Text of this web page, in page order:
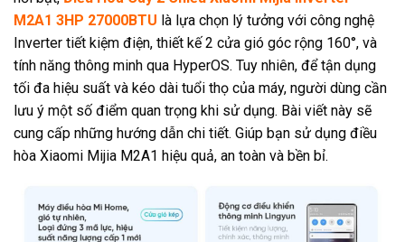
M2A1 3HP 27000BTU là lựa chọn lý tưởng với công nghệ
Inverter tiết kiệm điện, thiết kế 2 cửa gió góc rộng 160°, và
tính năng thông minh qua HyperOS. Tuy nhiên, để tận dụng
tối đa hiệu suất và kéo dài tuổi thọ của máy, người dùng cần
lưu ý một số điểm quan trọng khi sử dụng. Bài viết này sẽ
cung cấp những hướng dẫn chi tiết. Giúp bạn sử dụng điều
hòa Xiaomi Mijia M2A1 hiệu quả, an toàn và bền bỉ.